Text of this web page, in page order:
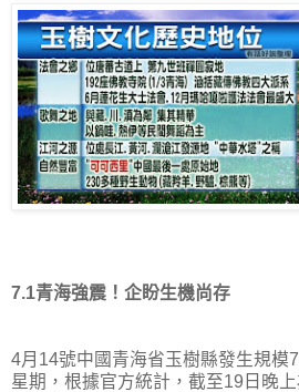
7.1青海強震！企盼生機尚存
4月14號中國青海省玉樹縣發生規模
星期，根據官方統計，截至19日晚